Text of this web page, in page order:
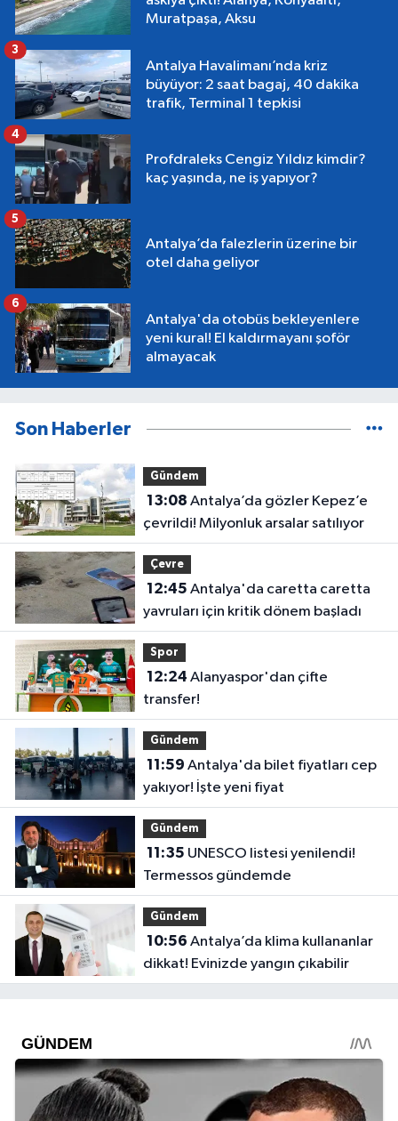
Muratpaşa, Aksu
Antalya Havalimanı’nda kriz
büyüyor: 2 saat bagaj, 40 dakika
trafik, Terminal 1 tepkisi
3
Profdraleks Cengiz Yıldız kimdir?
kaç yaşında, ne iş yapıyor?
4
Antalya’da falezlerin üzerine bir
otel daha geliyor
5
Antalya'da otobüs bekleyenlere
yeni kural! El kaldırmayanı şoför
almayacak
6
Son Haberler
Gündem
13:08
çevrildi! Milyonluk arsalar satılıyor
Çevre
12:45
yavruları için kritik dönem başladı
Spor
12:24
transfer!
Gündem
11:59
yakıyor! İşte yeni fiyat
Gündem
11:35
Termessos gündemde
Gündem
10:56
dikkat! Evinizde yangın çıkabilir